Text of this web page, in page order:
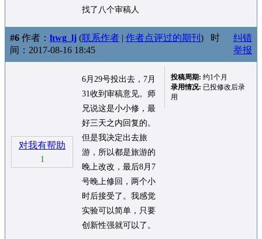
找了八个审稿人
#6 作者： hwg_lj (联系作者 | 作者点评过的期刊 ) 时
间：2017-08-16 18:45
纠错
举报
对我有帮助
1
6月29号投出去，7月
31收到审稿意见。师
兄说这是小小修，最
好三天之内回复的。
但是我决定出去旅
游，所以都是旅游的
晚上改改，最后8月7
号晚上修回，两个小
时后接受了。我感觉
实验可以简单，只要
创新性强就可以了。
投稿周期: 约1个月
录用情况: 已投修改后录
用